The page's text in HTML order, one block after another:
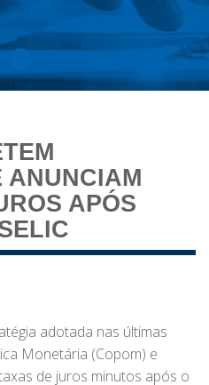
ANUNCIAM
APÓS
adotada nas últimas
Monetária (Copom) e
de juros minutos após o